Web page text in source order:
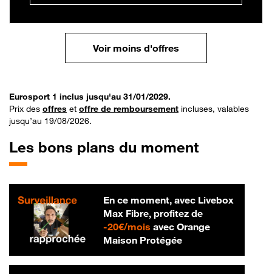
Voir moins d'offres
Eurosport 1 inclus jusqu'au 31/01/2029.
Prix des offres et offre de remboursement incluses, valables
jusqu’au 19/08/2026.
Les bons plans du moment
En ce moment, avec Livebox
Max Fibre, profitez de
-20€/mois20 € par mois
avec Orange
Maison Protégée